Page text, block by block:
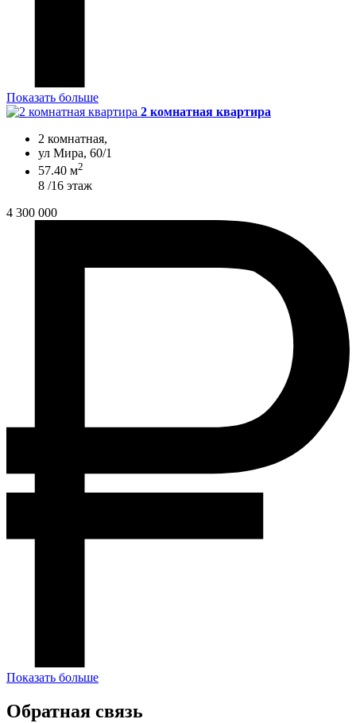
Показать больше
2 комнатная квартира
2 комнатная,
ул Мира, 60/1
57.40 м2
8 /16 этаж
4 300 000
Показать больше
Обратная связь